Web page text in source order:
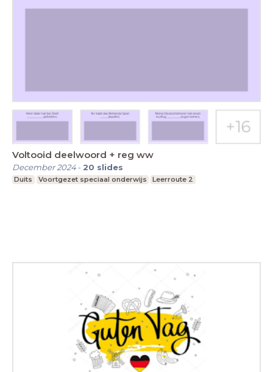
Voltooid deelwoord + reg ww
December 2024- 20 slides
Duits Voortgezet speciaal onderwijs Leerroute 2